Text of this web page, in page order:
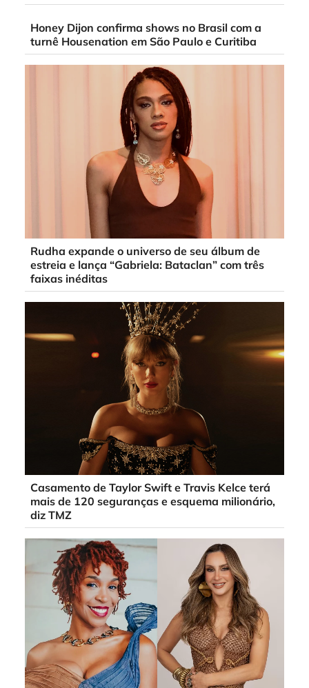
Honey Dijon confirma shows no Brasil com a
turnê Housenation em São Paulo e Curitiba
Rudha expande o universo de seu álbum de
estreia e lança “Gabriela: Bataclan” com três
faixas inéditas
Casamento de Taylor Swift e Travis Kelce terá
mais de 120 seguranças e esquema milionário,
diz TMZ